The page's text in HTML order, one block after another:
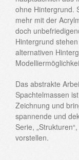
ohne Hintergrund.
mehr mit der
doch
Hintergrund
alternativen
Das abstrakte
Spachtelmassen
Zeichnung und
spannende und
Serie,
vorstellen.